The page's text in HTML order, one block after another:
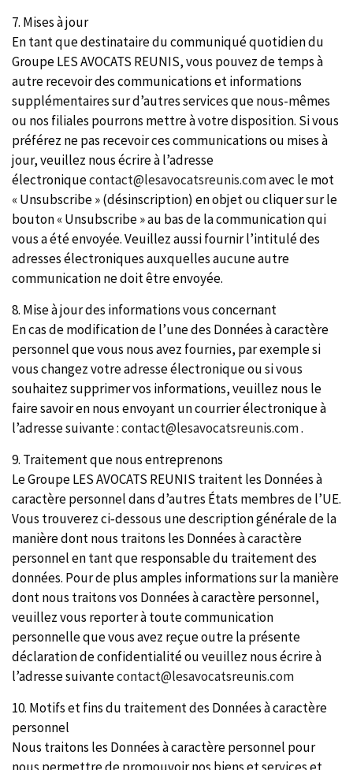
7. Mises à jour
En tant que destinataire du communiqué quotidien du
Groupe LES AVOCATS REUNIS, vous pouvez de temps à
autre recevoir des communications et informations
supplémentaires sur d’autres services que nous-mêmes
ou nos filiales pourrons mettre à votre disposition. Si vous
préférez ne pas recevoir ces communications ou mises à
jour, veuillez nous écrire à l’adresse
électroniquecontact@lesavocatsreunis.comavec le mot
« Unsubscribe » (désinscription) en objet ou cliquer sur le
bouton « Unsubscribe » au bas de la communication qui
vous a été envoyée. Veuillez aussi fournir l’intitulé des
adresses électroniques auxquelles aucune autre
communication ne doit être envoyée.
8. Mise à jour des informations vous concernant
En cas de modification de l’une des Données à caractère
personnel que vous nous avez fournies, par exemple si
vous changez votre adresse électronique ou si vous
souhaitez supprimer vos informations, veuillez nous le
faire savoir en nous envoyant un courrier électronique à
l’adresse suivante :contact@lesavocatsreunis.com.
9. Traitement que nous entreprenons
Le Groupe LES AVOCATS REUNIS traitent les Données à
caractère personnel dans d’autres États membres de l’UE.
Vous trouverez ci‑dessous une description générale de la
manière dont nous traitons les Données à caractère
personnel en tant que responsable du traitement des
données. Pour de plus amples informations sur la manière
dont nous traitons vos Données à caractère personnel,
veuillez vous reporter à toute communication
personnelle que vous avez reçue outre la présente
déclaration de confidentialité ou veuillez nous écrire à
l’adresse suivantecontact@lesavocatsreunis.com
10. Motifs et fins du traitement des Données à caractère
personnel
Nous traitons les Données à caractère personnel pour